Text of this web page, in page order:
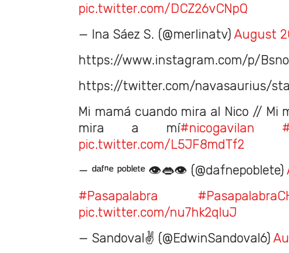
pic.twitter.com/DCZ26vCNpQ
— Ina Sáez S. (@merlinatv) August
https://www.instagram.com/p/
https://twitter.com/navasaurius/
Mi mamá cuando mira al Nico // Mi
mira a mí#nicogavilan
pic.twitter.com/L5JF8mdTf2
— ᵈᵃᶠⁿᵉ ᵖᵒᵇˡᵉᵗᵉ 👁👄👁 (@dafnepoblete)
#Pasapalabra
pic.twitter.com/nu7hk2qIuJ
— Sandoval✌ (@EdwinSandoval6)